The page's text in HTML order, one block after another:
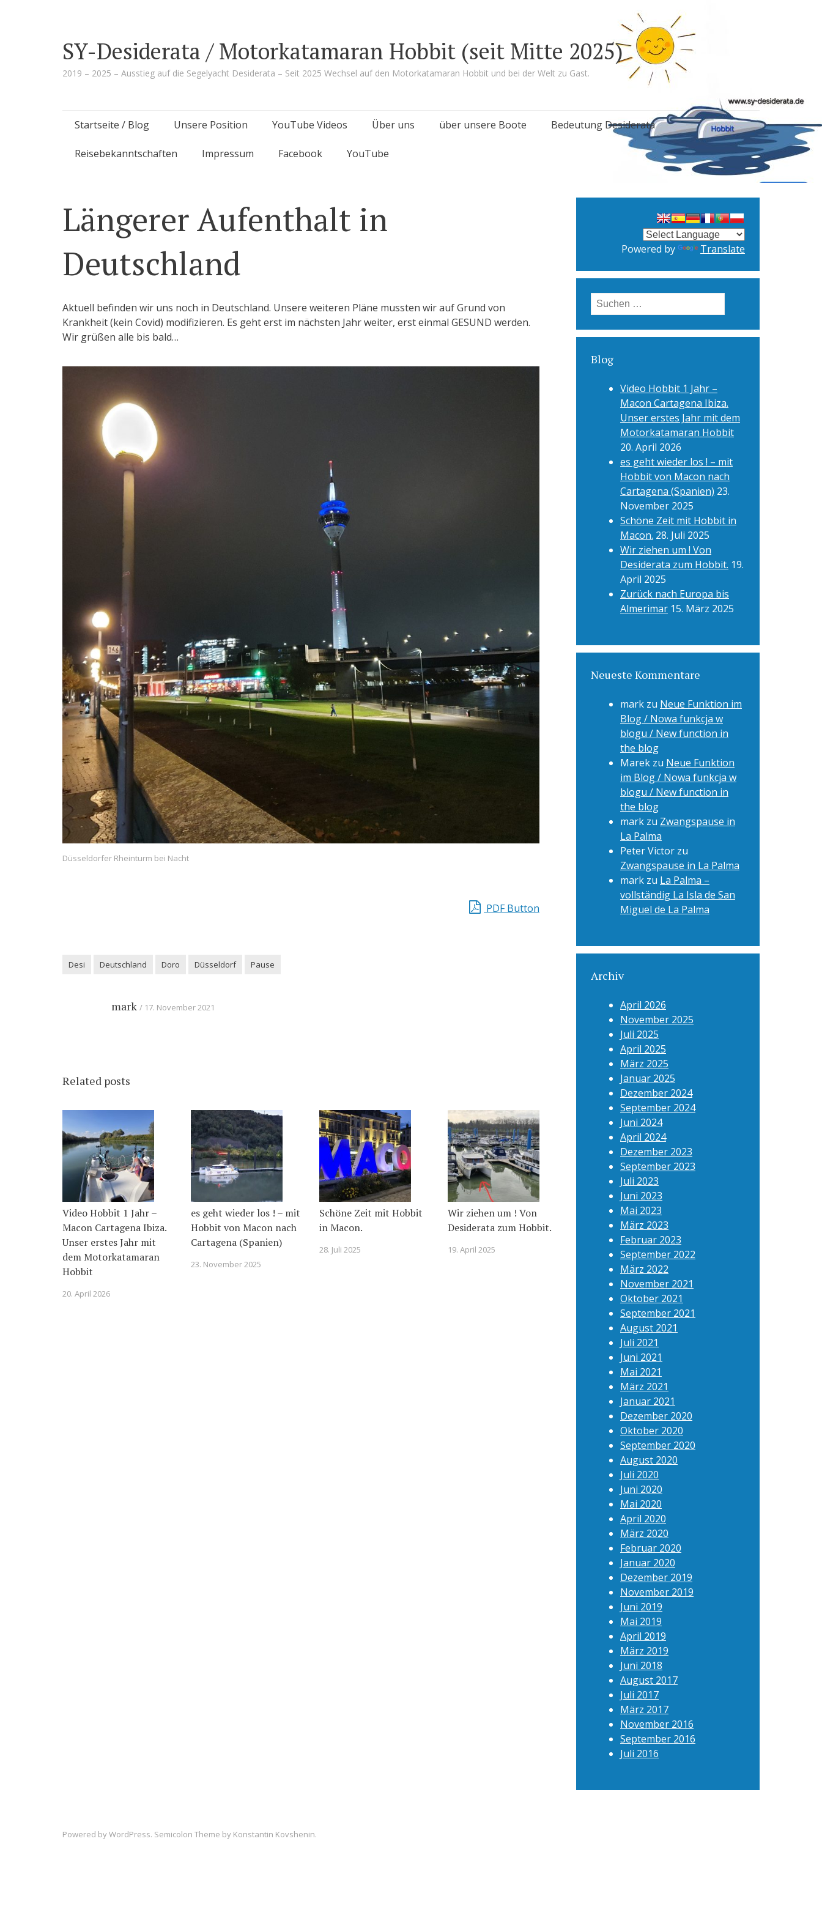
SY-Desiderata / Motorkatamaran Hobbit (seit Mitte 2025)
2019 – 2025 – Ausstieg auf die Segelyacht Desiderata – Seit 2025 Wechsel auf den Motorkatamaran Hobbit und bei der Welt zu Gast.
Skip
to
Startseite / Blog Unsere Position YouTube Videos Über uns über unsere Boote Bedeutung Desiderata
Reisebekanntschaften Impressum Facebook YouTube
Längerer Aufenthalt in
Deutschland
Aktuell befinden wir uns noch in Deutschland. Unsere weiteren Pläne mussten wir auf Grund von
Krankheit (kein Covid) modifizieren. Es geht erst im nächsten Jahr weiter, erst einmal GESUND werden.
Wir grüßen alle bis bald…
Düsseldorfer Rheinturm bei Nacht
PDF Button
Desi Deutschland Doro Düsseldorf Pause
mark 17. November 2021
Related posts
Video Hobbit 1 Jahr –
Macon Cartagena Ibiza.
Unser erstes Jahr mit
dem Motorkatamaran
Hobbit
20. April 2026
es geht wieder los ! – mit
Hobbit von Macon nach
Cartagena (Spanien)
23. November 2025
Schöne Zeit mit Hobbit
in Macon.
28. Juli 2025
Wir ziehen um ! Von
Desiderata zum Hobbit.
19. April 2025
Powered by Translate
Suchen
nach:
Blog
Video Hobbit 1 Jahr –
Macon Cartagena Ibiza.
Unser erstes Jahr mit dem
Motorkatamaran Hobbit
20. April 2026
es geht wieder los ! – mit
Hobbit von Macon nach
Cartagena (Spanien) 23.
November 2025
Schöne Zeit mit Hobbit in
Macon. 28. Juli 2025
Wir ziehen um ! Von
Desiderata zum Hobbit. 19.
April 2025
Zurück nach Europa bis
Almerimar 15. März 2025
Neueste Kommentare
mark zu Neue Funktion im
Blog / Nowa funkcja w
blogu / New function in
the blog
Marek zu Neue Funktion
im Blog / Nowa funkcja w
blogu / New function in
the blog
mark zu Zwangspause in
La Palma
Peter Victor zu
Zwangspause in La Palma
mark zu La Palma –
vollständig La Isla de San
Miguel de La Palma
Archiv
April 2026
November 2025
Juli 2025
April 2025
März 2025
Januar 2025
Dezember 2024
September 2024
Juni 2024
April 2024
Dezember 2023
September 2023
Juli 2023
Juni 2023
Mai 2023
März 2023
Februar 2023
September 2022
März 2022
November 2021
Oktober 2021
September 2021
August 2021
Juli 2021
Juni 2021
Mai 2021
März 2021
Januar 2021
Dezember 2020
Oktober 2020
September 2020
August 2020
Juli 2020
Juni 2020
Mai 2020
April 2020
März 2020
Februar 2020
Januar 2020
Dezember 2019
November 2019
Juni 2019
Mai 2019
April 2019
März 2019
Juni 2018
August 2017
Juli 2017
März 2017
November 2016
September 2016
Juli 2016
Powered byWordPress. Semicolon Theme by Konstantin Kovshenin.